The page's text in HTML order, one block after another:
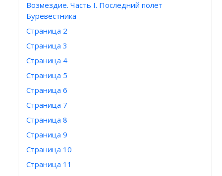
Возмездие. Часть I. Последний полет
Буревестника
Страница 2
Страница 3
Страница 4
Страница 5
Страница 6
Страница 7
Страница 8
Страница 9
Страница 10
Страница 11